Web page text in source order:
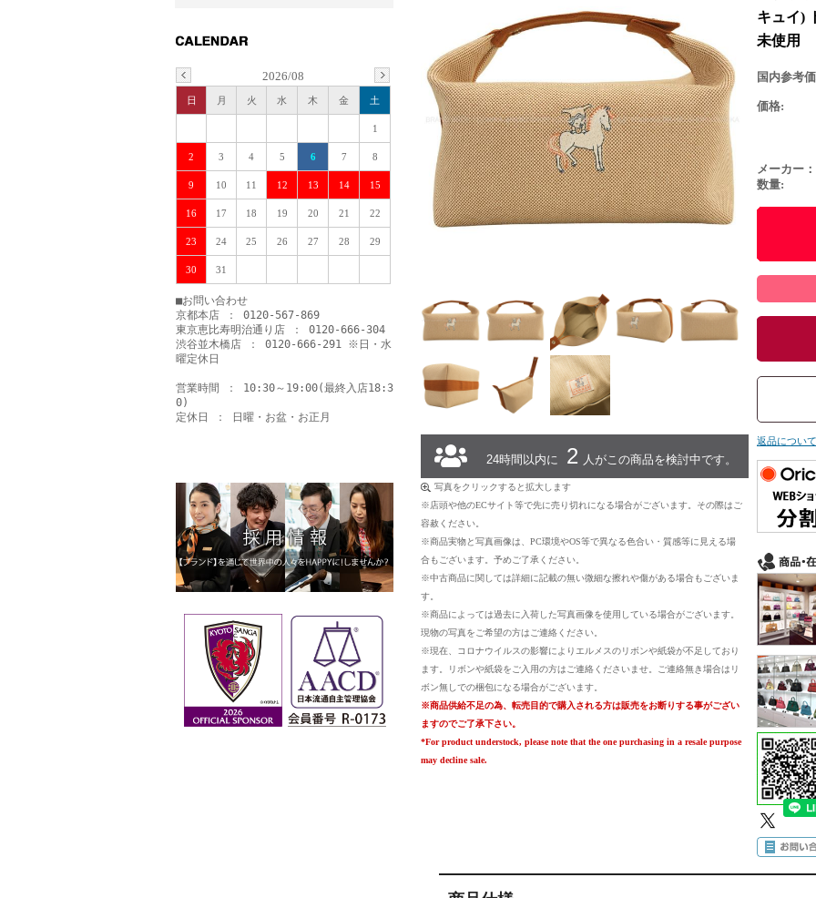
24時間以内に 2 人がこの商品を検討中です。
写真をクリックすると拡大します
※店頭や他のECサイト等で先に売り切れになる場合がございます。その際はご
容赦ください。
※商品実物と写真画像は、PC環境やOS等で異なる色合い・質感等に見える場
合もございます。予めご了承ください。
※中古商品に関しては詳細に記載の無い微細な擦れや傷がある場合もございま
す。
※商品によっては過去に入荷した写真画像を使用している場合がございます。
現物の写真をご希望の方はご連絡ください。
※現在、コロナウイルスの影響によりエルメスのリボンや紙袋が不足しており
ます。リボンや紙袋をご入用の方はご連絡くださいませ。ご連絡無き場合はリ
ボン無しでの梱包になる場合がございます。
※商品供給不足の為、転売目的で購入される方は販売をお断りする事がござい
ますのでご了承下さい。
*For product understock, please note that the one purchasing in a resale purpose
may decline sale.
キュイ)
未使用
国内参考
価格:
メーカー：
数量:
返品につい
2026/08
日 月 火 水 木 金 土
1
2 3 4 5 6 7 8
9 10 11 12 13 14 15
16 17 18 19 20 21 22
23 24 25 26 27 28 29
30 31
■お問い合わせ
京都本店 ： 0120-567-869
東京恵比寿明治通り店 ： 0120-666-304
渋谷並木橋店 ： 0120-666-291 ※日・水
曜定休日
営業時間 ： 10:30～19:00(最終入店18:3
0)
定休日 ： 日曜・お盆・お正月